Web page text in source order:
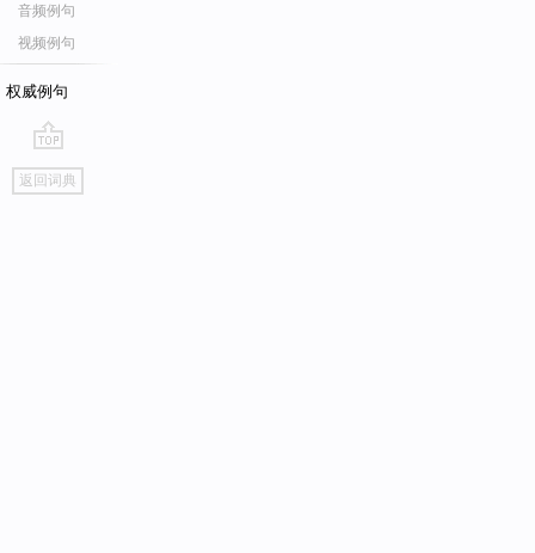
音频例句
视频例句
权威例句
go
top
返回词典